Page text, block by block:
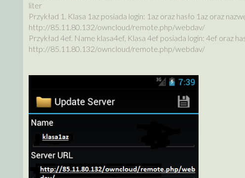
liter
Przykład 1. Klasa 1az posiada login: 1az oraz hasło 1az oraz
http://85.11.80.132/owncloud/remote.php/webdav/
Przykład 4ef. Name klasa4ef, Klasa 4ef posiada login: 4ef oraz
http://85.11.80.132/owncloud/remote.php/webdav/